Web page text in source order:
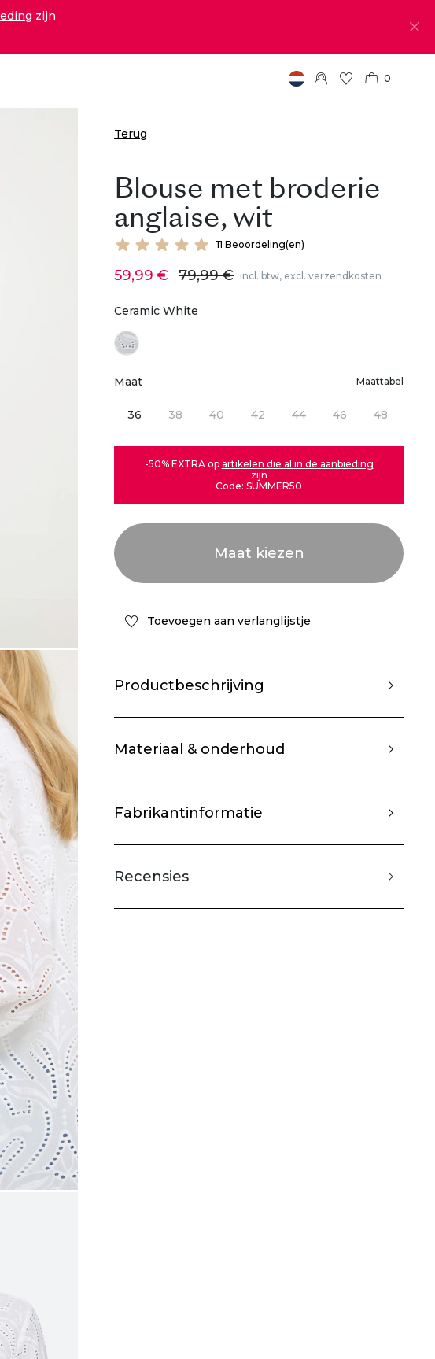
zijn
0
Terug
Blouse met broderie
anglaise, wit
11 Beoordeling(en)
59,99 € 79,99 € incl. btw, excl. verzendkosten
Ceramic White
Maat Maattabel
36 38 40 42 44 46 48
-50% EXTRA op artikelen die al in de aanbieding
zijn
Code: SUMMER50
Toevoegen aan verlanglijstje
Productbeschrijving
Materiaal & onderhoud
Fabrikantinformatie
Recensies